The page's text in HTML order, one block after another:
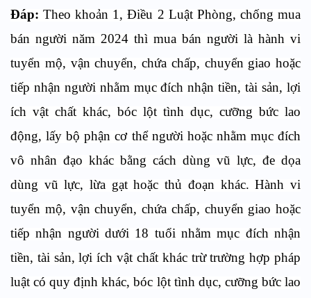
Đáp:Theo khoản 1, Điều 2 Luật Phòng, chống mua
bán người năm 2024 thì mua bán người là hành vi
tuyển mộ, vận chuyển, chứa chấp, chuyển giao hoặc
tiếp nhận người nhằm mục đích nhận tiền, tài sản, lợi
ích vật chất khác, bóc lột tình dục, cưỡng bức lao
động, lấy bộ phận cơ thể người hoặc nhằm mục đích
vô nhân đạo khác bằng cách dùng vũ lực, đe dọa
dùng vũ lực, lừa gạt hoặc thủ đoạn khác. Hành vi
tuyển mộ, vận chuyển, chứa chấp, chuyển giao hoặc
tiếp nhận người dưới 18 tuổi nhằm mục đích nhận
tiền, tài sản, lợi ích vật chất khác trừ trường hợp pháp
luật có quy định khác, bóc lột tình dục, cưỡng bức lao